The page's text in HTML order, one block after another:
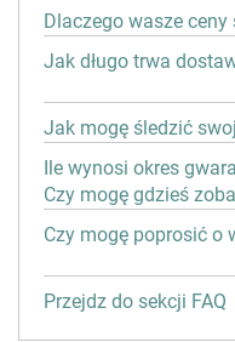
Dlaczego wasze
Jak długo trwa
Jak mogę śledzić
Ile wynosi okres
Czy mogę gdzieś
Czy mogę poprosić o
Przejdz do sekcji FAQ